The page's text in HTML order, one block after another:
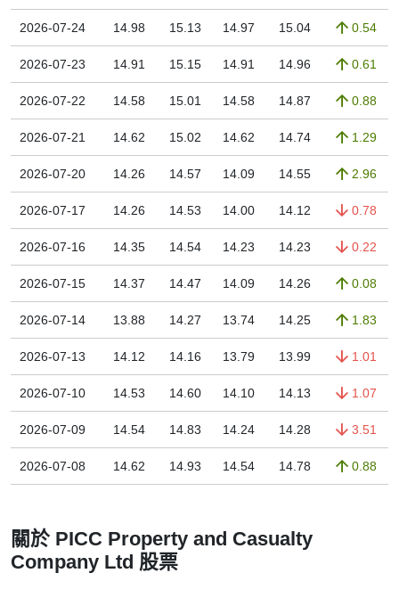
2026-07-24 14.98 15.13 14.97 15.04 0.54
2026-07-23 14.91 15.15 14.91 14.96 0.61
2026-07-22 14.58 15.01 14.58 14.87 0.88
2026-07-21 14.62 15.02 14.62 14.74 1.29
2026-07-20 14.26 14.57 14.09 14.55 2.96
2026-07-17 14.26 14.53 14.00 14.12 0.78
2026-07-16 14.35 14.54 14.23 14.23 0.22
2026-07-15 14.37 14.47 14.09 14.26 0.08
2026-07-14 13.88 14.27 13.74 14.25 1.83
2026-07-13 14.12 14.16 13.79 13.99 1.01
2026-07-10 14.53 14.60 14.10 14.13 1.07
2026-07-09 14.54 14.83 14.24 14.28 3.51
2026-07-08 14.62 14.93 14.54 14.78 0.88
關於 PICC Property and Casualty
Company Ltd 股票